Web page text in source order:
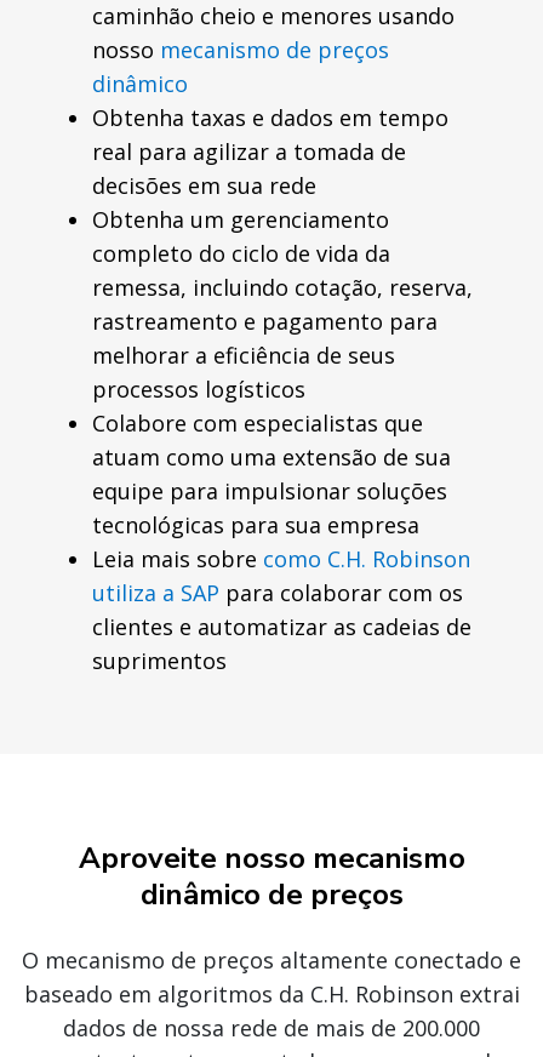
caminhão cheio e menores usando
nosso mecanismo de preços
dinâmico
Obtenha taxas e dados em tempo
real para agilizar a tomada de
decisões em sua rede
Obtenha um gerenciamento
completo do ciclo de vida da
remessa, incluindo cotação, reserva,
rastreamento e pagamento para
melhorar a eficiência de seus
processos logísticos
Colabore com especialistas que
atuam como uma extensão de sua
equipe para impulsionar soluções
tecnológicas para sua empresa
Leia mais sobre como C.H. Robinson
utiliza a SAP para colaborar com os
clientes e automatizar as cadeias de
suprimentos
Aproveite nosso mecanismo
dinâmico de preços
O mecanismo de preços altamente conectado e
baseado em algoritmos da C.H. Robinson extrai
dados de nossa rede de mais de 200.000